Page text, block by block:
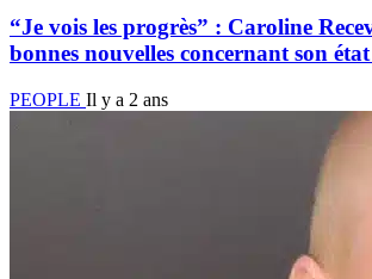
“Je vois les progrès” : Caroline
bonnes nouvelles concernant son
PEOPLE Il y a 2 ans